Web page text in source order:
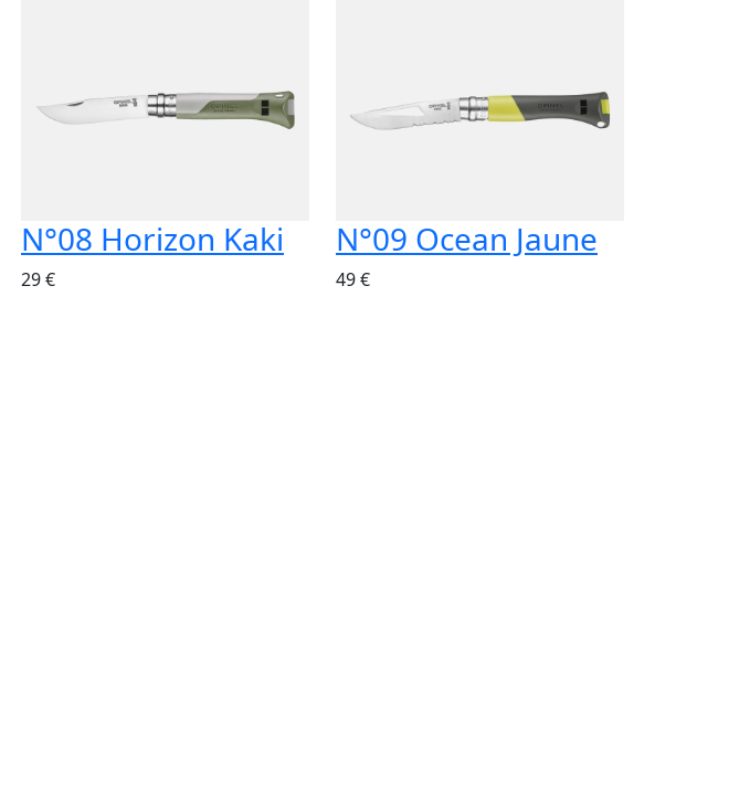
N°08 Horizon Kaki
29 €
N°09 Ocean Jaune
49 €